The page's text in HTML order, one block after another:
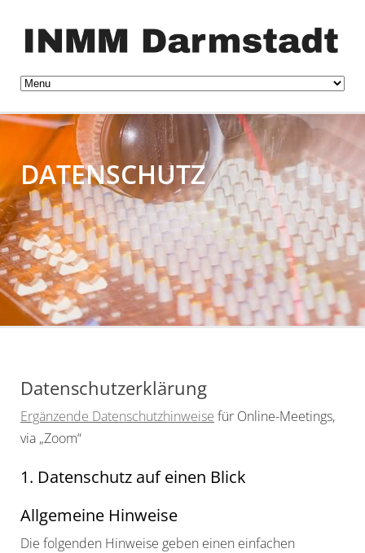
DATENSCHUTZ
Datenschutzerklärung
Ergänzende Datenschutzhinweise für Online-Meetings,
via „Zoom“
1. Datenschutz auf einen Blick
Allgemeine Hinweise
Die folgenden Hinweise geben einen einfachen